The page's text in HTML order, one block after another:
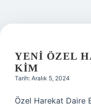
YENI ÖZEL
KIM
Tarih: Aralık 5, 2024
Özel Harekat Daire